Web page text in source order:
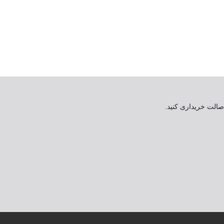
خریداری کنید.